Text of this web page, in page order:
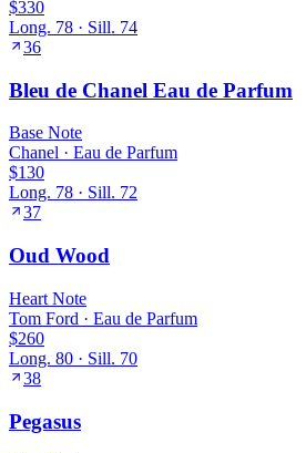
$330
Long. 78 · Sill. 74
36
Bleu de Chanel Eau de Parfum
Base Note
Chanel · Eau de Parfum
$130
Long. 78 · Sill. 72
37
Oud Wood
Heart Note
Tom Ford · Eau de Parfum
$260
Long. 80 · Sill. 70
38
Pegasus